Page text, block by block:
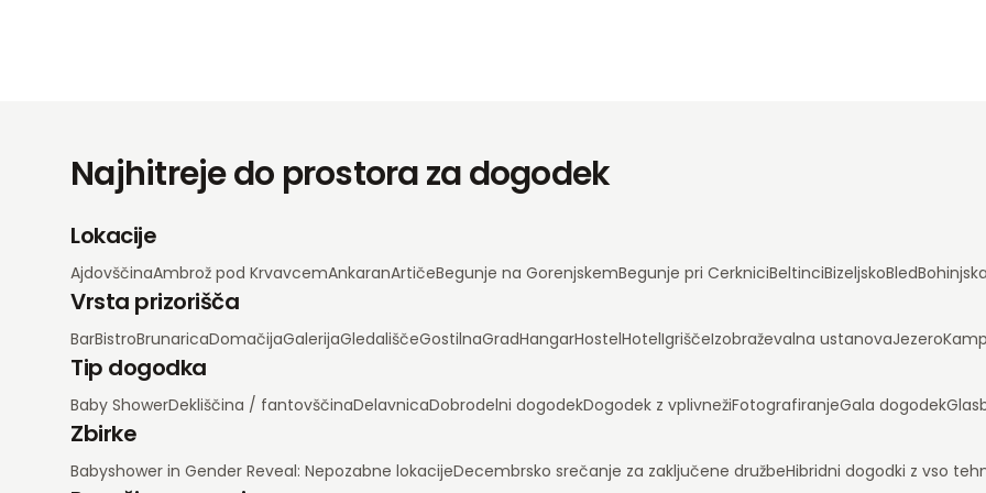
Najhitreje do prostora za dogodek
Lokacije
AjdovščinaAmbrož pod KrvavcemAnkaranArtičeBegunje na GorenjskemBegunje pri CerkniciBeltinciBizeljskoBled
Vrsta prizorišča
BarBistroBrunaricaDomačijaGalerijaGledališčeGostilnaGradHangarHostelHotelIgriščeIzobraževalna ustanovaJezeroKamp
Tip dogodka
Baby ShowerDekliščina / fantovščinaDelavnicaDobrodelni dogodekDogodek z vplivnežiFotografiranjeGala dogodek
Zbirke
Babyshower in Gender Reveal: Nepozabne lokacijeDecembrsko srečanje za zaključene družbeHibridni dogodki z vso